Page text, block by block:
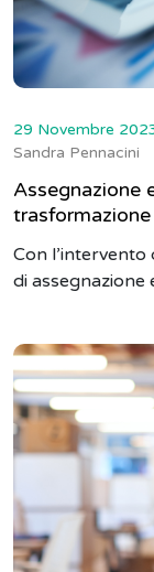
29 Novembre
Sandra Pennacini
Assegnazione
Con
di assegnazione